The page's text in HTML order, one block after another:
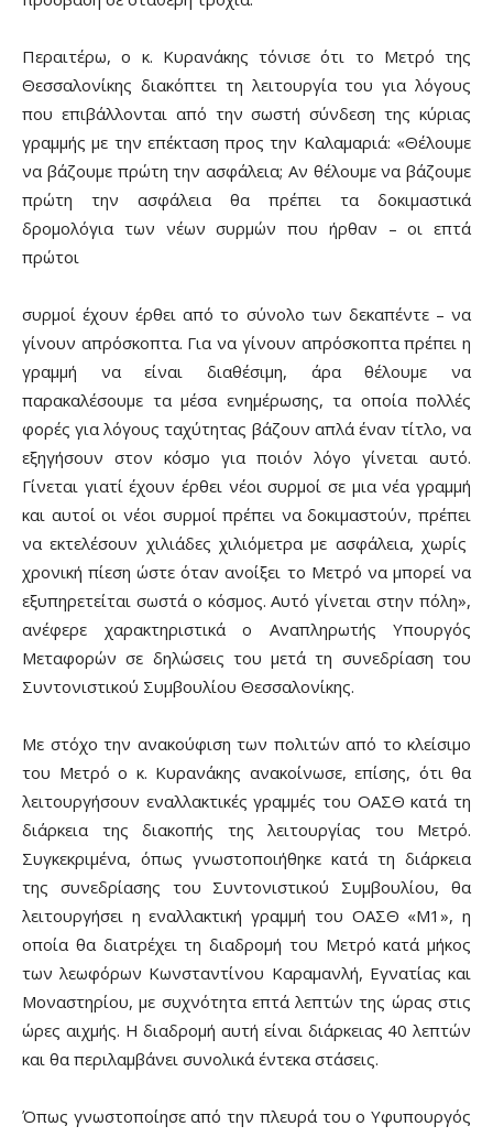
Περαιτέρω, ο κ. Κυρανάκης τόνισε ότι το Μετρό της
Θεσσαλονίκης διακόπτει τη λειτουργία του για λόγους
που επιβάλλονται από την σωστή σύνδεση της κύριας
γραμμής με την επέκταση προς την Καλαμαριά: «Θέλουμε
να βάζουμε πρώτη την ασφάλεια; Αν θέλουμε να βάζουμε
πρώτη την ασφάλεια θα πρέπει τα δοκιμαστικά
δρομολόγια των νέων συρμών που ήρθαν – οι επτά
πρώτοι
συρμοί έχουν έρθει από το σύνολο των δεκαπέντε – να
γίνουν απρόσκοπτα. Για να γίνουν απρόσκοπτα πρέπει η
γραμμή να είναι διαθέσιμη, άρα θέλουμε να
παρακαλέσουμε τα μέσα ενημέρωσης, τα οποία πολλές
φορές για λόγους ταχύτητας βάζουν απλά έναν τίτλο, να
εξηγήσουν στον κόσμο για ποιόν λόγο γίνεται αυτό.
Γίνεται γιατί έχουν έρθει νέοι συρμοί σε μια νέα γραμμή
και αυτοί οι νέοι συρμοί πρέπει να δοκιμαστούν, πρέπει
να εκτελέσουν χιλιάδες χιλιόμετρα με ασφάλεια, χωρίς
χρονική πίεση ώστε όταν ανοίξει το Μετρό να μπορεί να
εξυπηρετείται σωστά ο κόσμος. Αυτό γίνεται στην πόλη»,
ανέφερε χαρακτηριστικά ο Αναπληρωτής Υπουργός
Μεταφορών σε δηλώσεις του μετά τη συνεδρίαση του
Συντονιστικού Συμβουλίου Θεσσαλονίκης.
Με στόχο την ανακούφιση των πολιτών από το κλείσιμο
του Μετρό ο κ. Κυρανάκης ανακοίνωσε, επίσης, ότι θα
λειτουργήσουν εναλλακτικές γραμμές του ΟΑΣΘ κατά τη
διάρκεια της διακοπής της λειτουργίας του Μετρό.
Συγκεκριμένα, όπως γνωστοποιήθηκε κατά τη διάρκεια
της συνεδρίασης του Συντονιστικού Συμβουλίου, θα
λειτουργήσει η εναλλακτική γραμμή του ΟΑΣΘ «Μ1», η
οποία θα διατρέχει τη διαδρομή του Μετρό κατά μήκος
των λεωφόρων Κωνσταντίνου Καραμανλή, Εγνατίας και
Μοναστηρίου, με συχνότητα επτά λεπτών της ώρας στις
ώρες αιχμής. Η διαδρομή αυτή είναι διάρκειας 40 λεπτών
και θα περιλαμβάνει συνολικά έντεκα στάσεις.
Όπως γνωστοποίησε από την πλευρά του ο Υφυπουργός